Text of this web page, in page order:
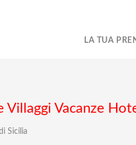
LA TUA
Villaggi Vacanze
Sicilia